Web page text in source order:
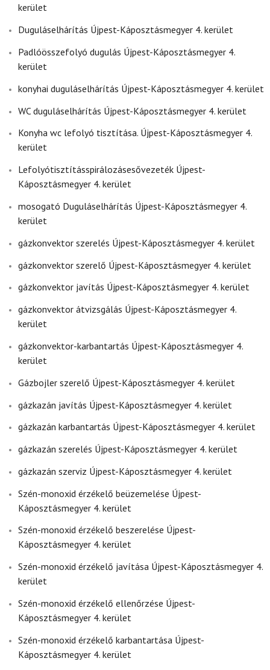
kerület
Duguláselhárítás Újpest-Káposztásmegyer 4. kerület
Padlóösszefolyó dugulás Újpest-Káposztásmegyer 4.
kerület
konyhai duguláselhárítás Újpest-Káposztásmegyer 4. kerület
WC duguláselhárítás Újpest-Káposztásmegyer 4. kerület
Konyha wc lefolyó tisztítása. Újpest-Káposztásmegyer 4.
kerület
Lefolyótisztításspirálozásesővezeték Újpest-
Káposztásmegyer 4. kerület
mosogató Duguláselhárítás Újpest-Káposztásmegyer 4.
kerület
gázkonvektor szerelés Újpest-Káposztásmegyer 4. kerület
gázkonvektor szerelő Újpest-Káposztásmegyer 4. kerület
gázkonvektor javítás Újpest-Káposztásmegyer 4. kerület
gázkonvektor átvizsgálás Újpest-Káposztásmegyer 4.
kerület
gázkonvektor-karbantartás Újpest-Káposztásmegyer 4.
kerület
Gázbojler szerelő Újpest-Káposztásmegyer 4. kerület
gázkazán javítás Újpest-Káposztásmegyer 4. kerület
gázkazán karbantartás Újpest-Káposztásmegyer 4. kerület
gázkazán szerelés Újpest-Káposztásmegyer 4. kerület
gázkazán szerviz Újpest-Káposztásmegyer 4. kerület
Szén-monoxid érzékelő beüzemelése Újpest-
Káposztásmegyer 4. kerület
Szén-monoxid érzékelő beszerelése Újpest-
Káposztásmegyer 4. kerület
Szén-monoxid érzékelő javítása Újpest-Káposztásmegyer 4.
kerület
Szén-monoxid érzékelő ellenőrzése Újpest-
Káposztásmegyer 4. kerület
Szén-monoxid érzékelő karbantartása Újpest-
Káposztásmegyer 4. kerület